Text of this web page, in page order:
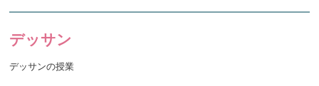
デッサン
デッサンの授業